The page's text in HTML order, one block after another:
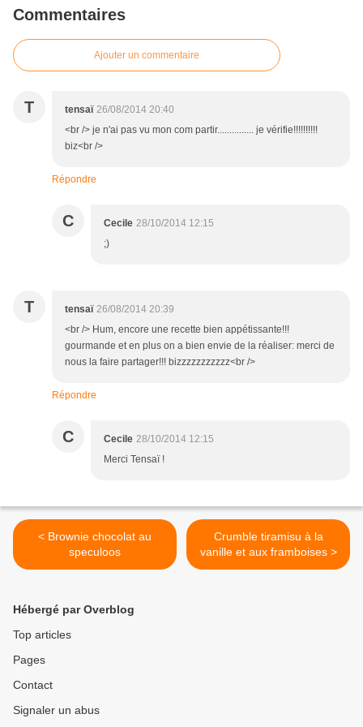
Commentaires
Ajouter un commentaire
T tensaï 26/08/2014 20:40
<br /> je n'ai pas vu mon com partir............... je vérifie!!!!!!!!!!
biz<br />
Répondre
C Cecile 28/10/2014 12:15
;)
T tensaï 26/08/2014 20:39
<br /> Hum, encore une recette bien appétissante!!!
gourmande et en plus on a bien envie de la réaliser: merci de
nous la faire partager!!! bizzzzzzzzzzz<br />
Répondre
C Cecile 28/10/2014 12:15
Merci Tensaï !
< Brownie chocolat au
speculoos
Crumble tiramisu à la
vanille et aux framboises >
Hébergé par Overblog
Top articles
Pages
Contact
Signaler un abus